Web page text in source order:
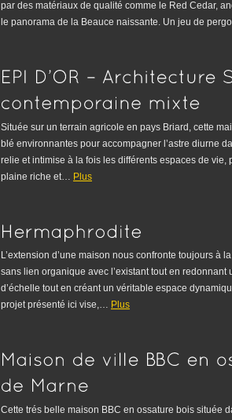
par des matériaux de qualité comme le Red Cedar,
le panorama de la Beauce naissante. Un jeu de
Située sur un terrain agricole en pays Briard, cette
blé environnantes pour accompagner l’astre
relie et intimise à la fois les différents espaces de
plaine riche et…
Plus
L’extension d’une maison nous confronte toujours
sans lien organique avec l’existant tout en
d’échelle tout en créant un véritable espace
projet présenté ici vise,…
Plus
Cette trés belle maison BBC en ossature bois située